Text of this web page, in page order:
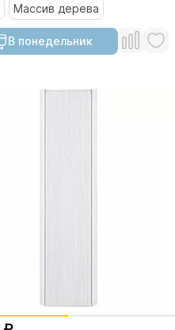
Массив дерева
В понедельник